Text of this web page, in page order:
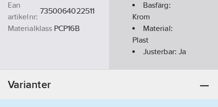
Ean
artikelnr:
7350064022511
Materialklass PCP16B
Basfärg:
Krom
Material:
Plast
Justerbar: Ja
Varianter